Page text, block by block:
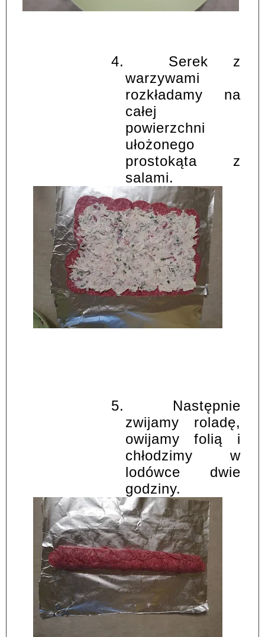
4.
Serek z
warzywami
rozkładamy na
całej
powierzchni
ułożonego
prostokąta z
salami.
5.
Następnie
zwijamy roladę,
owijamy folią i
chłodzimy w
lodówce dwie
godziny.